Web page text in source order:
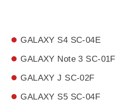
GALAXY S4 SC-04E
GALAXY Note 3 SC-01F
GALAXY J SC-02F
GALAXY S5 SC-04F